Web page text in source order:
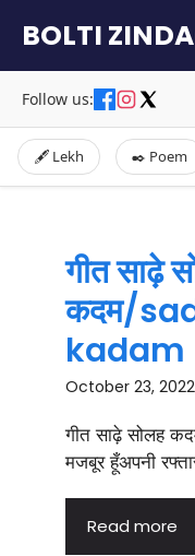
content
BOLTI
Follow us:
🖋️ Lekh ✒️ Poem
गीत साढ़े
कदम/
kadam
October 23, 2022
गीत साढ़े सोलह
मजबूर हूँअपनी
Read more